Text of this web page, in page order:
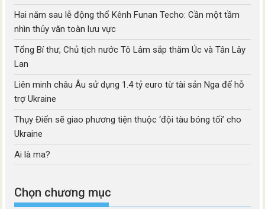
Hai năm sau lễ động thổ Kênh Funan Techo: Cần một tầm
nhìn thủy văn toàn lưu vực
Tổng Bí thư, Chủ tịch nước Tô Lâm sắp thăm Úc và Tân Lây
Lan
Liên minh châu Âu sử dụng 1.4 tỷ euro từ tài sản Nga để hỗ
trợ Ukraine
Thụy Điển sẽ giao phương tiện thuộc ‘đội tàu bóng tối’ cho
Ukraine
Ai là ma?
Chọn chương mục